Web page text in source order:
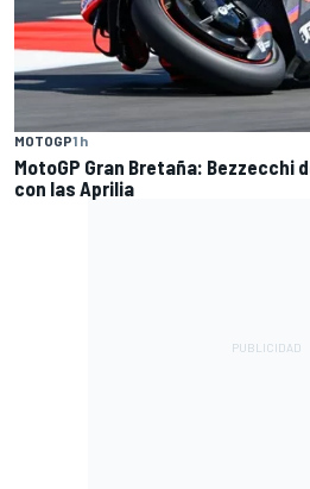
MOTOGP1 h
MotoGP Gran Bretaña: Bezzecchi
con las Aprilia